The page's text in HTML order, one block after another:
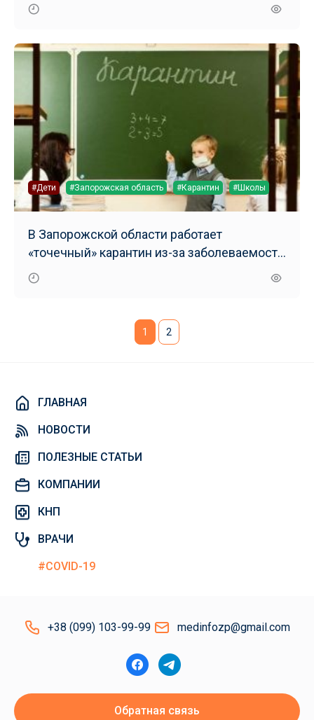
#Дети #Запорожская область #Карантин #Школы
В Запорожской области работает
«точечный» карантин из-за заболеваемости
детей гриппом и ОРВИ
1 2
ГЛАВНАЯ
НОВОСТИ
ПОЛЕЗНЫЕ СТАТЬИ
КОМПАНИИ
КНП
ВРАЧИ
#COVID-19
+38 (099) 103-99-99 medinfozp@gmail.com
Обратная связь